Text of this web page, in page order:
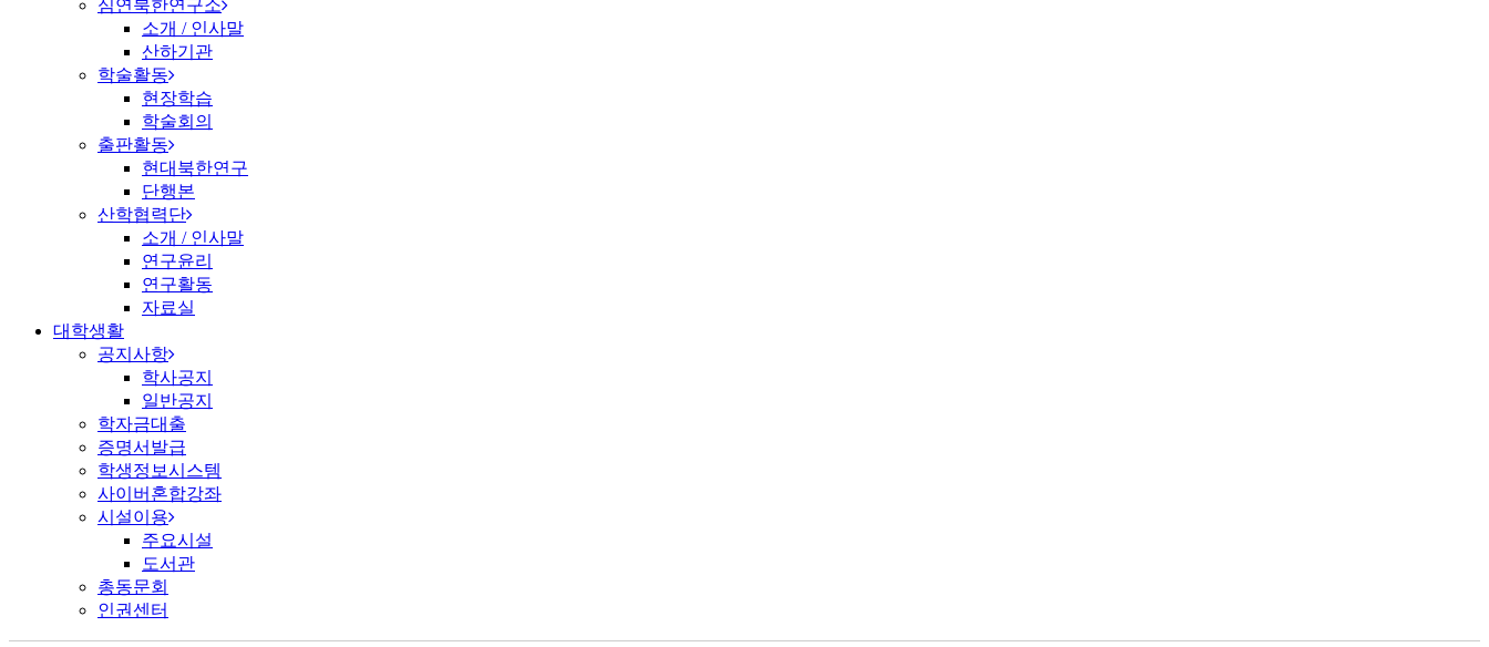
심연북한연구소
소개 / 인사말
산하기관
학술활동
현장학습
학술회의
출판활동
현대북한연구
단행본
산학협력단
소개 / 인사말
연구윤리
연구활동
자료실
대학생활
공지사항
학사공지
일반공지
학자금대출
증명서발급
학생정보시스템
사이버혼합강좌
시설이용
주요시설
도서관
총동문회
인권센터